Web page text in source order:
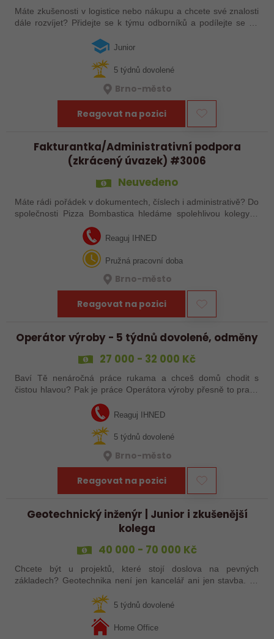
Máte zkušenosti v logistice nebo nákupu a chcete své znalosti
dále rozvíjet? Přidejte se k týmu odborníků a podílejte se na
Junior
5 týdnů dovolené
Brno-město
Reagovat na pozici
Fakturantka/Administrativní podpora
(zkrácený úvazek) #3006
Neuvedeno
Máte rádi pořádek v dokumentech, číslech i administrativě? Do
společnosti Pizza Bombastica hledáme spolehlivou kolegyni,
která podpoří naši účetní a administrativní agendu. Pokud
máte zkušenosti se…
Reaguj IHNED
Pružná pracovní doba
Brno-město
Reagovat na pozici
Operátor výroby - 5 týdnů dovolené, odměny
27 000 - 32 000 Kč
Baví Tě nenáročná práce rukama a chceš domů chodit s
čistou hlavou? Pak je práce Operátora výroby přesně to pravé
pro Tebe! Tak neváhej a ozvi se mi!
Reaguj IHNED
5 týdnů dovolené
Brno-město
Reagovat na pozici
Geotechnický inženýr | Junior i zkušenější
kolega
40 000 - 70 000 Kč
Chcete být u projektů, které stojí doslova na pevných
základech? Geotechnika není jen kancelář ani jen stavba. Je
hledání řešení, která rozhodují…5 týdnů dovolené
Home Office